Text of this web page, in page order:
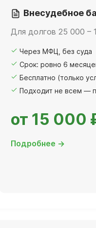
Внесудебное
Для долгов 25 000 –
Через МФЦ, без суда
Срок: ровно 6
Бесплатно (только
Подходит не всем —
от 15 000
Подробнее →